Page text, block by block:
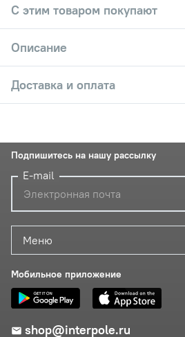
С этим товаром покупают
Описание
Доставка и оплата
Меню
Мобильное приложение
shop@interpole.ru
Подпишитесь на нашу рассылку
E-mail